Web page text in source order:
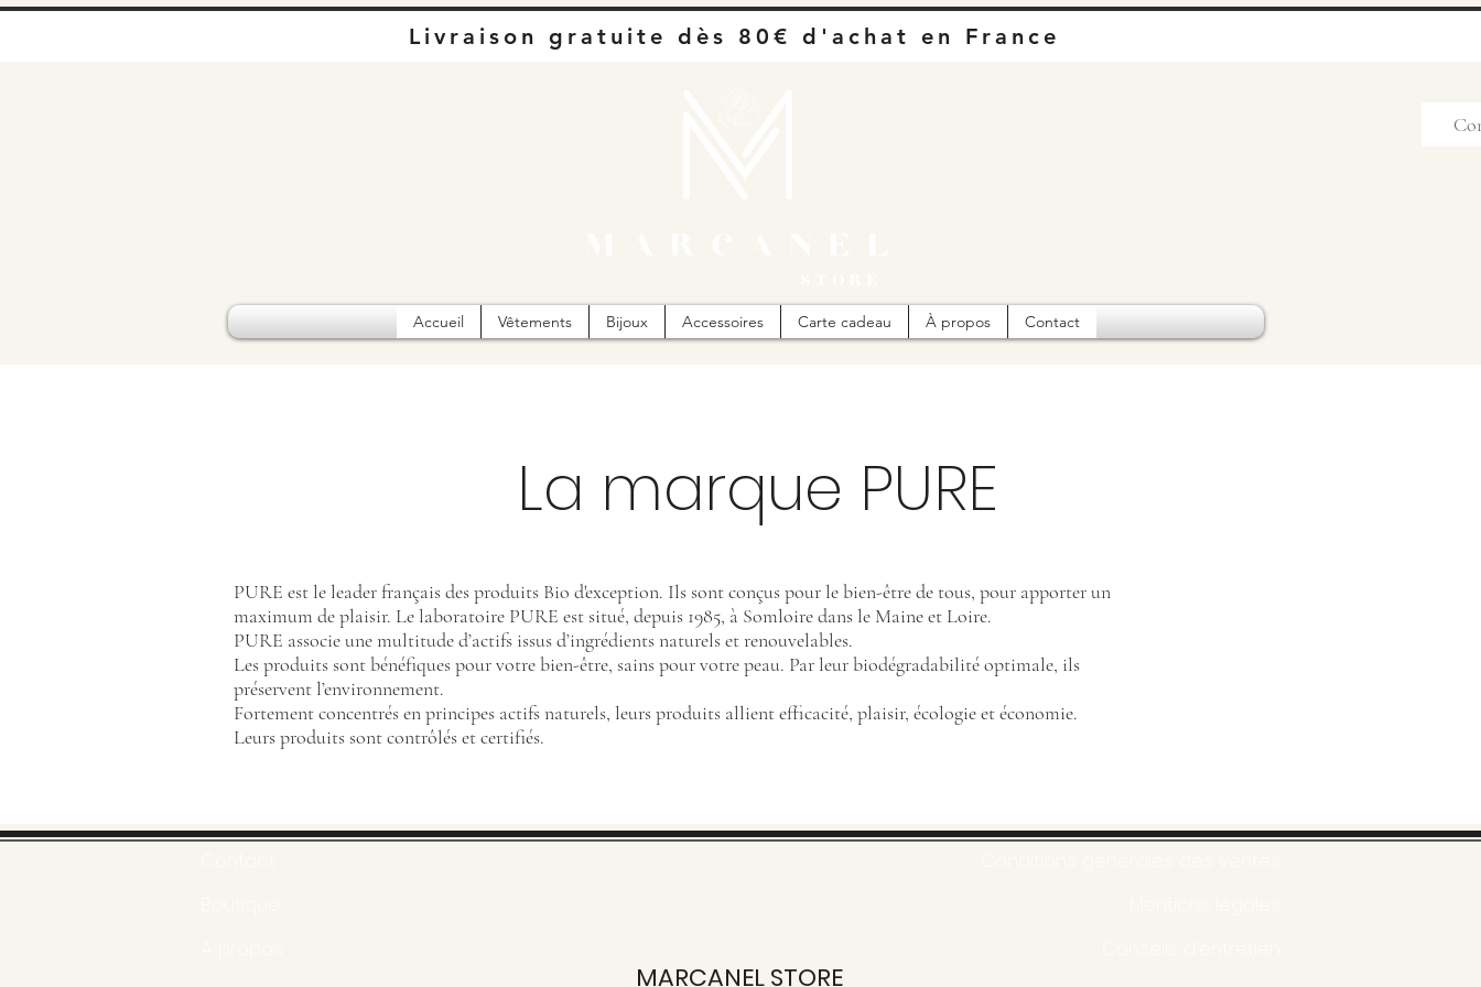
Livraison gratuite dès 80€ d'achat en France
Accueil Vêtements Bijoux Accessoires Carte cadeau À propos Contact
La marque PURE
PURE est le leader français des produits Bio d'exception. Ils sont conçus pour le bien-être de tous, pour apporter un
maximum de plaisir. Le laboratoire PURE est situé, depuis 1985, à Somloire dans le Maine et Loire.
PURE associe une multitude d’actifs issus d’ingrédients naturels et renouvelables.
Les produits sont bénéfiques pour votre bien-être, sains pour votre peau. Par leur biodégradabilité optimale, ils
préservent l’environnement.
Fortement concentrés en principes actifs naturels, leurs produits allient efficacité, plaisir, écologie et économie.
Leurs produits sont contrôlés et certifiés.
MARCANEL STORE